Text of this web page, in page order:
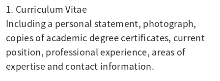
1. Curriculum Vitae
Including a personal statement, photograph,
copies of academic degree certificates, current
position, professional experience, areas of
expertise and contact information.